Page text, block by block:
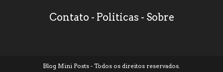
Contato - Politicas - Sobre
Blog Mini Posts - Todos os direitos reservados.